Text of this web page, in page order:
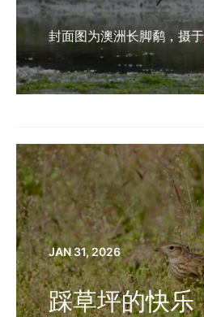
封面图为澳洲长脚鹬，摄
JAN 31, 2026
踩草坪的快乐